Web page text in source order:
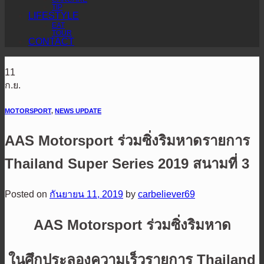
TIP
LIFESTYLE
EAT
TOUR
CONTACT
11
ก.ย.
MOTORSPORT, NEWS UPDATE
AAS Motorsport ร่วมซิ่งริมหาดรายการ
Thailand Super Series 2019 สนามที่ 3
Posted on กันยายน 11, 2019 by carbeliever69
AAS Motorsport ร่วมซิ่งริมหาด
ในศึกประลองความเร็วรายการ Thailand